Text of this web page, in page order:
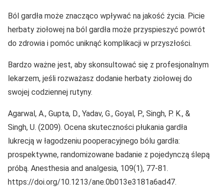
Ból gardła może znacząco wpływać na jakość życia. Picie
herbaty ziołowej na ból gardła może przyspieszyć powrót
do zdrowia i pomóc uniknąć komplikacji w przyszłości.
Bardzo ważne jest, aby skonsultować się z profesjonalnym
lekarzem, jeśli rozważasz dodanie herbaty ziołowej do
swojej codziennej rutyny.
Agarwal, A., Gupta, D., Yadav, G., Goyal, P., Singh, P. K., &
Singh, U. (2009). Ocena skuteczności płukania gardła
lukrecją w łagodzeniu pooperacyjnego bólu gardła:
prospektywne, randomizowane badanie z pojedynczą ślepą
próbą. Anesthesia and analgesia, 109(1), 77-81.
https://doi.org/10.1213/ane.0b013e3181a6ad47.